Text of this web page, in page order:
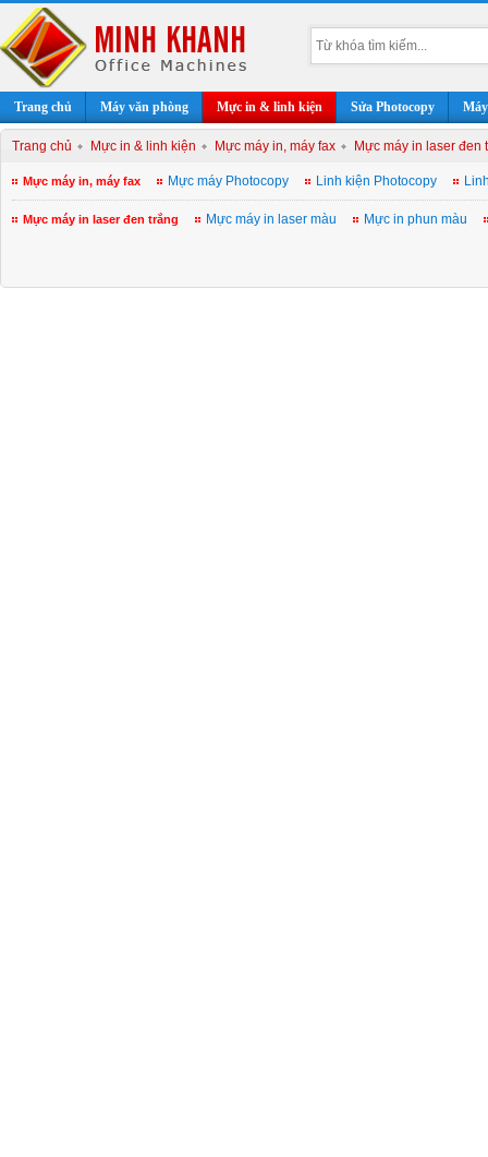
Trang chủ Máy văn phòng Mực in & linh kiện Sửa Photocopy
Trang chủ Mực in & linh kiện Mực máy in, máy fax Mực máy in laser đen
Mực máy in, máy fax Mực máy Photocopy Linh kiện Photocopy
Mực máy in laser đen trắng Mực máy in laser màu Mực in phun màu